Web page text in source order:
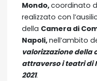
Mondo,coordinato
realizzato con
della Camera di
Napoli,nell’ambito
valorizzazione
attraverso i teatri di
2021.